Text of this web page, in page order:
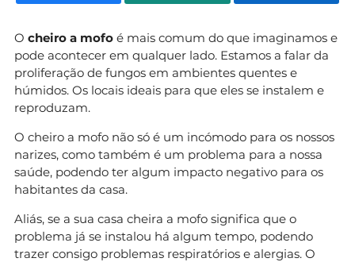
O cheiro a mofo é mais comum do que imaginamos e
pode acontecer em qualquer lado. Estamos a falar da
proliferação de fungos em ambientes quentes e
húmidos. Os locais ideais para que eles se instalem e
reproduzam.
O cheiro a mofo não só é um incómodo para os nossos
narizes, como também é um problema para a nossa
saúde, podendo ter algum impacto negativo para os
habitantes da casa.
Aliás, se a sua casa cheira a mofo significa que o
problema já se instalou há algum tempo, podendo
trazer consigo problemas respiratórios e alergias. O